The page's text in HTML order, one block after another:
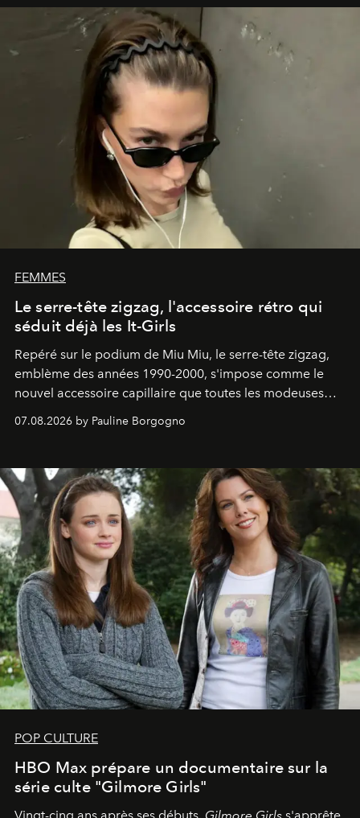
FEMMES
Le serre-tête zigzag, l'accessoire rétro qui
séduit déjà les It-Girls
Repéré sur le podium de Miu Miu, le serre-tête zigzag,
emblème des années 1990-2000, s'impose comme le
nouvel accessoire capillaire que toutes les modeuses
07.08.2026 by Pauline Borgogno
POP CULTURE
HBO Max prépare un documentaire sur la
série culte "Gilmore Girls"
Vingt-cinq ans après ses débuts, Gilmore Girls s'apprête